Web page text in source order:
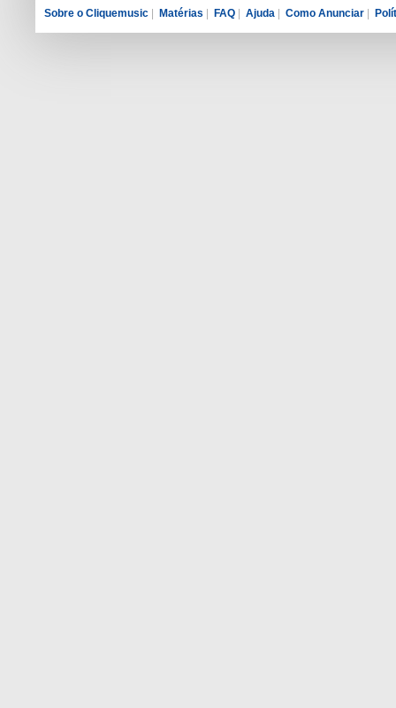
Sobre o Cliquemusic | Matérias | FAQ | Ajuda | Como Anunciar |